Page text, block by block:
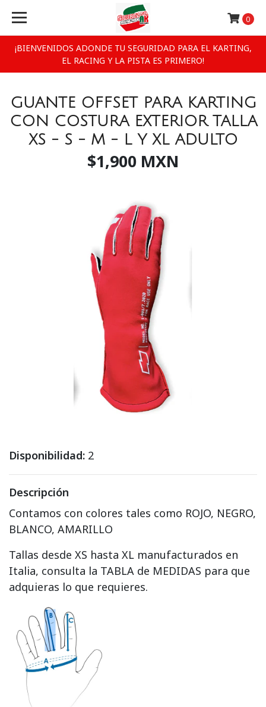
¡BIENVENIDOS ADONDE TU SEGURIDAD PARA EL KARTING,
EL RACING Y LA PISTA ES PRIMERO!
0
GUANTE OFFSET PARA KARTING
CON COSTURA EXTERIOR TALLA
XS - S - M - L Y XL ADULTO
$1,900 MXN
Disponibilidad: 2
Descripción
Contamos con colores tales como ROJO, NEGRO,
BLANCO, AMARILLO
Tallas desde XS hasta XL manufacturados en
Italia, consulta la TABLA de MEDIDAS para que
adquieras lo que requieres.